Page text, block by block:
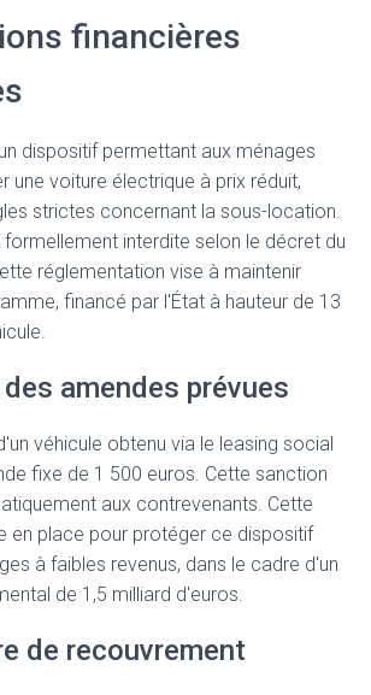
financières
dispositif permettant aux ménages
une voiture électrique à prix réduit,
strictes concernant la sous-location.
interdite selon le décret du
réglementation vise à maintenir
financé par l'État à hauteur de 13
amendes prévues
véhicule obtenu via le leasing social
fixe de 1 500 euros. Cette sanction
aux contrevenants. Cette
en place pour protéger ce dispositif
à faibles revenus, dans le cadre d'un
de 1,5 milliard d'euros.
de recouvrement